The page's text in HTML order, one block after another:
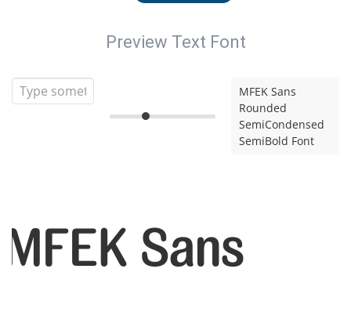
Preview Text Font
MFEK Sans
Rounded
SemiCondensed
SemiBold Font
MFEK Sans